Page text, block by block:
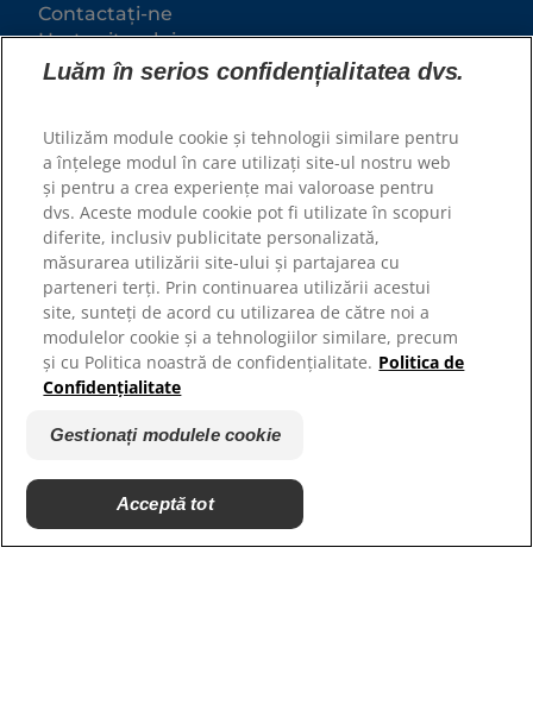
Contactați-ne
Harta site-ului
Hill’s Vet
Cariere
Parteneri adaposturi
Toate drepturile rezervate.
Așa cum este utilizat în prezentul document, indică
Luăm în serios confidențialitatea dvs.
Utilizăm module cookie și tehnologii similare pentru
a înțelege modul în care utilizați site-ul nostru web
și pentru a crea experiențe mai valoroase pentru
dvs. Aceste module cookie pot fi utilizate în scopuri
diferite, inclusiv publicitate personalizată,
măsurarea utilizării site-ului și partajarea cu
parteneri terți. Prin continuarea utilizării acestui
site, sunteți de acord cu utilizarea de către noi a
modulelor cookie și a tehnologiilor similare, precum
și cu Politica noastră de confidențialitate. Politica de
Confidențialitate
Gestionați modulele cookie
Acceptă tot